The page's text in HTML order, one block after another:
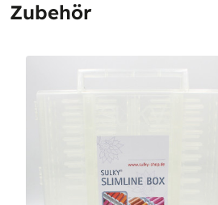
Zubehör